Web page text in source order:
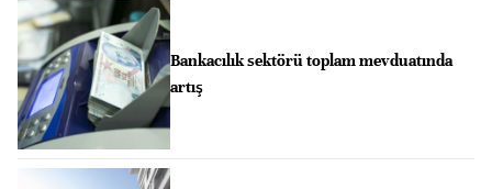
Bankacılık sektörü toplam mevduatında
artış